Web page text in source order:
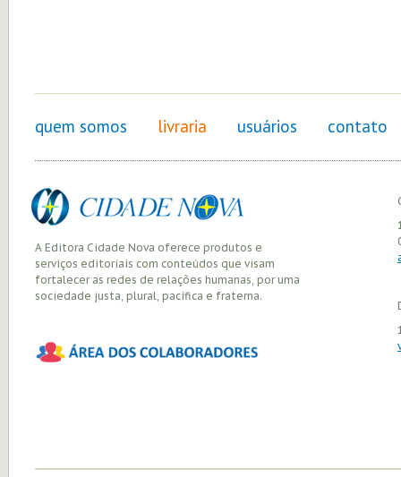
quem somos livraria usuários contato
A Editora Cidade Nova oferece produtos e
serviços editoriais com conteúdos que visam
fortalecer as redes de relações humanas, por uma
sociedade justa, plural, pacífica e fraterna.